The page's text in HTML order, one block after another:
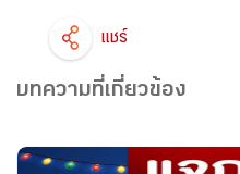
แชร์
บทความที่เกี่ยวข้อง